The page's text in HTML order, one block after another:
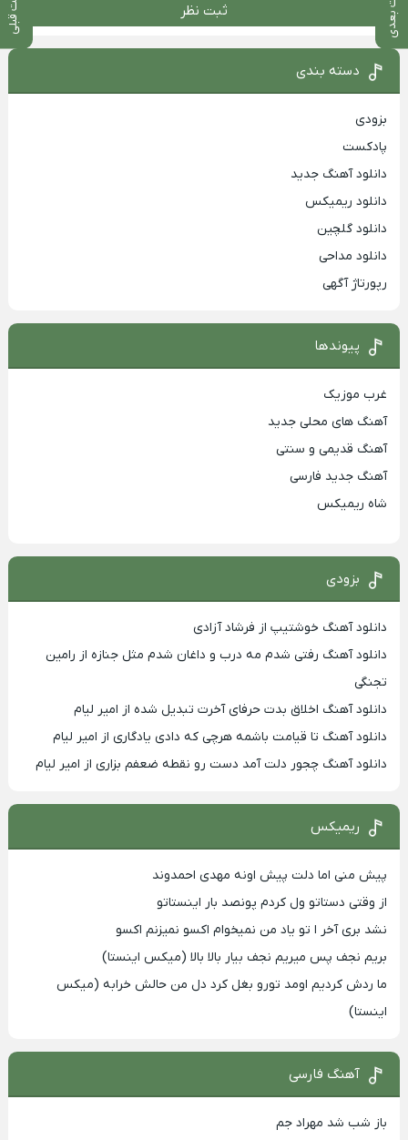
ثبت نظر
دسته بندی
بزودی
پادکست
دانلود آهنگ جدید
دانلود ریمیکس
دانلود گلچین
دانلود مداحی
رپورتاژ آگهی
پیوندها
غرب موزیک
آهنگ های محلی جدید
آهنگ قدیمی و سنتی
آهنگ جدید فارسی
شاه ریمیکس
بزودی
دانلود آهنگ خوشتیپ از فرشاد آزادی
دانلود آهنگ رفتی شدم مه درب و داغان شدم مثل جنازه از رامین
تجنگی
دانلود آهنگ اخلاق بدت حرفای آخرت تبدیل شده از امیر لیام
دانلود آهنگ تا قیامت باشمه هرچی که دادی یادگاری از امیر لیام
دانلود آهنگ چجور دلت آمد دست رو نقطه ضعفم بزاری از امیر لیام
ریمیکس
پیش منی اما دلت پیش اونه مهدی احمدوند
از وقتی دستاتو ول کردم پونصد بار اینستاتو
نشد بری آخر ا تو یاد من نمیخوام اکسو نمیزنم اکسو
بریم نجف پس میریم نجف بیار بالا بالا (میکس اینستا)
ما ردش کردیم اومد تورو بغل کرد دل من حالش خرابه (میکس
اینستا)
آهنگ فارسی
باز شب شد مهراد جم